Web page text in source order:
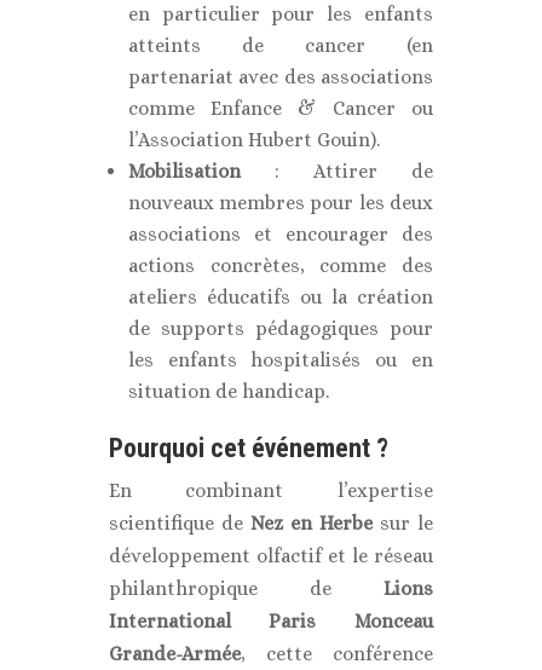
en particulier pour les enfants
atteints de cancer (en
partenariat avec des associations
comme Enfance & Cancer ou
l’Association Hubert Gouin).
Mobilisation: Attirer de
nouveaux membres pour les deux
associations et encourager des
actions concrètes, comme des
ateliers éducatifs ou la création
de supports pédagogiques pour
les enfants hospitalisés ou en
situation de handicap.
Pourquoi cet événement ?
En combinant l’expertise
scientifique de Nez en Herbesur le
développement olfactif et le réseau
philanthropique deLions
International Paris Monceau
Grande-Armée, cette conférence